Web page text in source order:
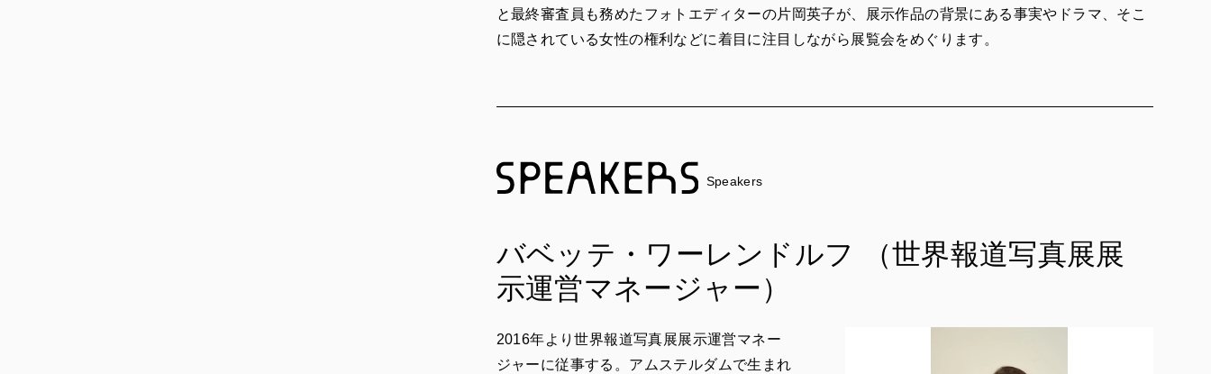
と最終審査員も務めたフォトエディターの片岡英子が、展示作品の背景にある事実やドラマ、そこ
に隠されている女性の権利などに着目に注目しながら展覧会をめぐります。
Speakers
バベッテ・ワーレンドルフ （世界報道写真展展
示運営マネージャー）
2016年より世界報道写真展展示運営マネー
ジャーに従事する。アムステルダムで生まれ